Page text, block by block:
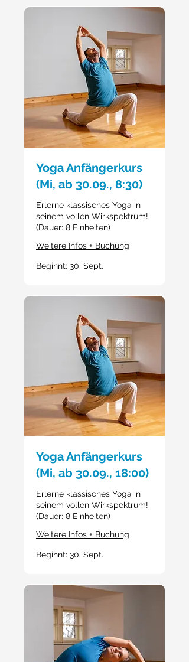
Yoga Anfängerkurs
(Mi, ab 30.09., 8:30)
Erlerne klassisches Yoga in
seinem vollen Wirkspektrum!
(Dauer: 8 Einheiten)
Weitere Infos + Buchung
Beginnt: 30. Sept.
Yoga Anfängerkurs
(Mi, ab 30.09., 18:00)
Erlerne klassisches Yoga in
seinem vollen Wirkspektrum!
(Dauer: 8 Einheiten)
Weitere Infos + Buchung
Beginnt: 30. Sept.